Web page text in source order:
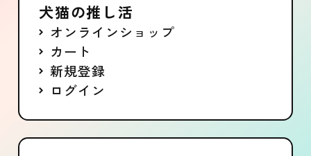
犬猫の推し活
オンラインショップ
カート
新規登録
ログイン